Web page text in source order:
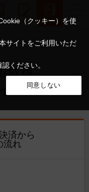
（クッキー）を使
サイトをご利用いただ
ください。
同意しない
取得
済から
流れ